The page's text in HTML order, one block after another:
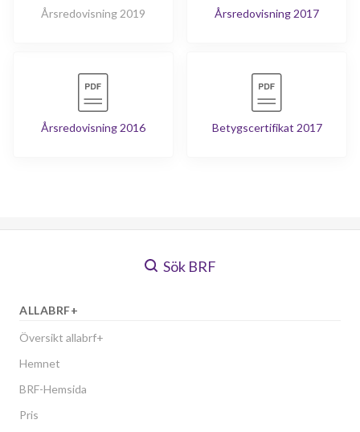
Årsredovisning 2019 Årsredovisning 2017
Årsredovisning 2016 Betygscertifikat 2017
Sök BRF
ALLABRF+
Översikt allabrf+
Hemnet
BRF-Hemsida
Pris